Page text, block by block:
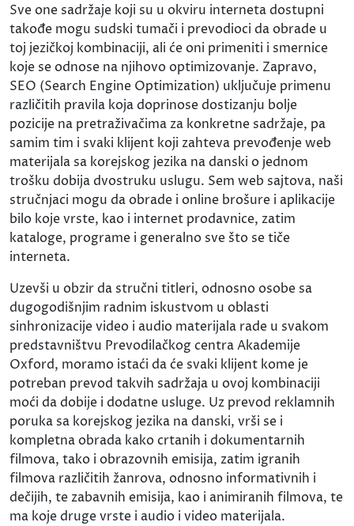
Sve one sadržaje koji su u okviru interneta dostupni
takođe mogu sudski tumači i prevodioci da obrade u
toj jezičkoj kombinaciji, ali će oni primeniti i smernice
koje se odnose na njihovo optimizovanje. Zapravo,
SEO (Search Engine Optimization) uključuje primenu
različitih pravila koja doprinose dostizanju bolje
pozicije na pretraživačima za konkretne sadržaje, pa
samim tim i svaki klijent koji zahteva prevođenje web
materijala sa korejskog jezika na danski o jednom
trošku dobija dvostruku uslugu. Sem web sajtova, naši
stručnjaci mogu da obrade i online brošure i aplikacije
bilo koje vrste, kao i internet prodavnice, zatim
kataloge, programe i generalno sve što se tiče
interneta.
Uzevši u obzir da stručni titleri, odnosno osobe sa
dugogodišnjim radnim iskustvom u oblasti
sinhronizacije video i audio materijala rade u svakom
predstavništvu Prevodilačkog centra Akademije
Oxford, moramo istaći da će svaki klijent kome je
potreban prevod takvih sadržaja u ovoj kombinaciji
moći da dobije i dodatne usluge. Uz prevod reklamnih
poruka sa korejskog jezika na danski, vrši se i
kompletna obrada kako crtanih i dokumentarnih
filmova, tako i obrazovnih emisija, zatim igranih
filmova različitih žanrova, odnosno informativnih i
dečijih, te zabavnih emisija, kao i animiranih filmova, te
ma koje druge vrste i audio i video materijala.